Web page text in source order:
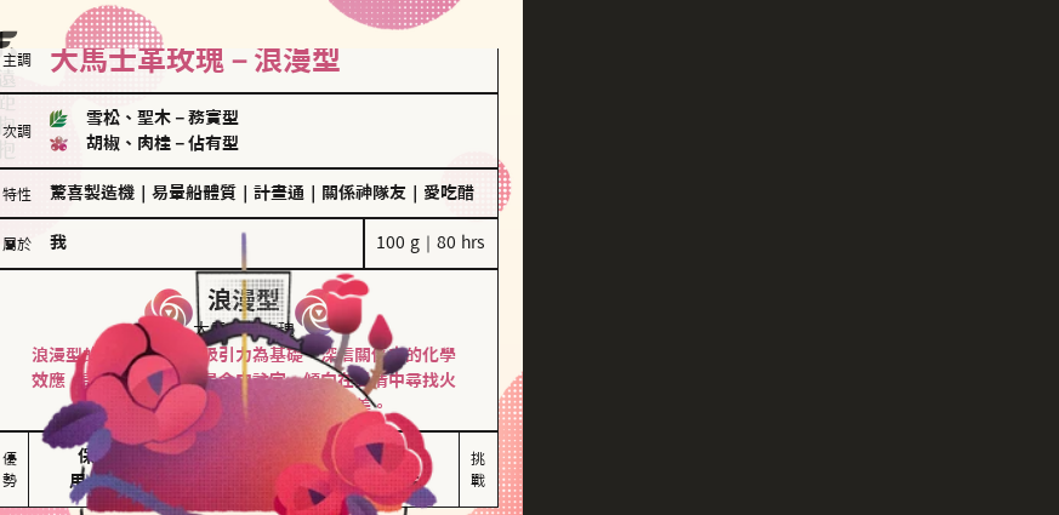
主調 大馬士革玫瑰－浪漫型
次調
雪松、聖木 － 務實型
胡椒、肉桂 － 佔有型
特性 驚喜製造機 易暈船體質 計畫通 關係神隊友 愛吃醋
屬於 我 100 g｜80 hrs
浪漫型
大馬士革玫瑰
浪漫型的人以激情與性吸引力為基礎，深信關係中的化學
效應，認為每次相遇都是命中註定。傾向在愛情中尋找火
花，經常表達對另一半的愛意和讚美。
優
勢
保持戀愛新鮮感
用心策劃浪漫驚喜
情緒起伏較大
感情中較需要關注
挑
戰